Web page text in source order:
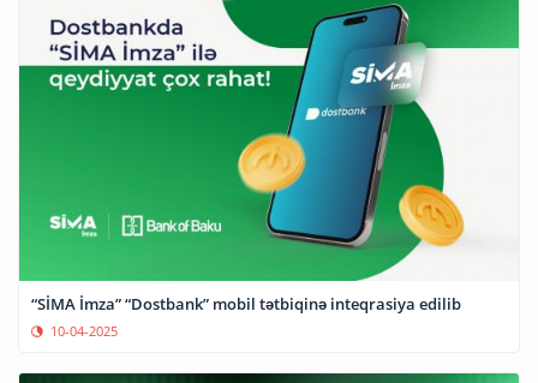
“SİMA İmza” “Dostbank” mobil tətbiqinə inteqrasiya edilib
10-04-2025